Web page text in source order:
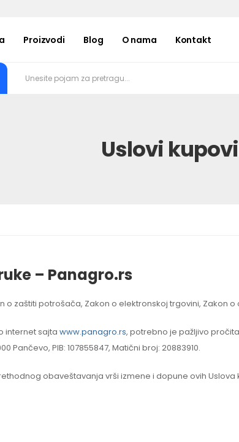
Proizvodi Blog O nama Kontakt
Uslovi
– Panagro.rs
o zaštiti potrošača, Zakon o elektronskoj trgovini, Zakon
internet sajta www.panagro.rs, potrebno je pažljivo
Pančevo, PIB: 107855847, Matični broj: 20883910.
obaveštavanja vrši izmene i dopune ovih